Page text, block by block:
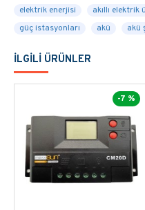
TAKABILIR VE
ÜRÜNÜ
EKLEYEREK
MÜŞTERI
KOLAYLIKLA
TEKNIK BILGI
IÇIN HEMEN
elektrik enerjisi
akıllı elektrik
güç istasyonları
akü akü
İLGILI ÜRÜNLER
-7 %